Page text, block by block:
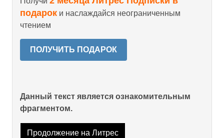
подарок и наслаждайся неограниченным
чтением
ПОЛУЧИТЬ ПОДАРОК
Данный текст является ознакомительным
фрагментом.
Продолжение на Литрес